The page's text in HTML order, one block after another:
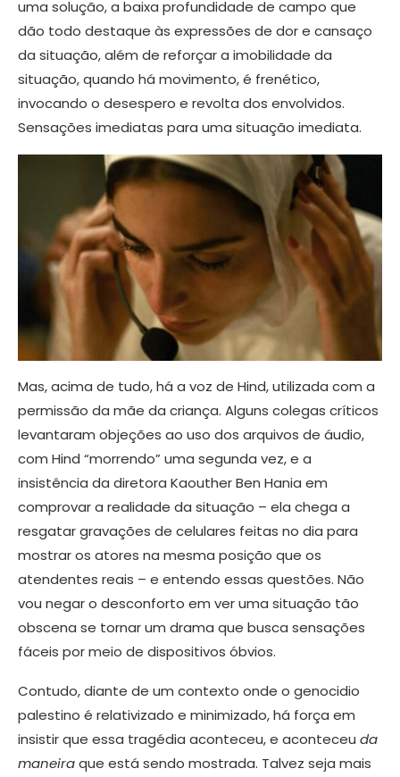
uma solução, a baixa profundidade de campo que
dão todo destaque às expressões de dor e cansaço
da situação, além de reforçar a imobilidade da
situação, quando há movimento, é frenético,
invocando o desespero e revolta dos envolvidos.
Sensações imediatas para uma situação imediata.
Mas, acima de tudo, há a voz de Hind, utilizada com a
permissão da mãe da criança. Alguns colegas críticos
levantaram objeções ao uso dos arquivos de áudio,
com Hind “morrendo” uma segunda vez, e a
insistência da diretora Kaouther Ben Hania em
comprovar a realidade da situação – ela chega a
resgatar gravações de celulares feitas no dia para
mostrar os atores na mesma posição que os
atendentes reais – e entendo essas questões. Não
vou negar o desconforto em ver uma situação tão
obscena se tornar um drama que busca sensações
fáceis por meio de dispositivos óbvios.
Contudo, diante de um contexto onde o genocidio
palestino é relativizado e minimizado, há força em
insistir que essa tragédia aconteceu, e aconteceu da
maneiraque está sendo mostrada. Talvez seja mais